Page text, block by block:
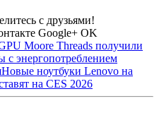
с друзьями!
Google+ OK
Moore Threads получили
энергопотреблением
Новые ноутбуки Lenovo на
на CES 2026